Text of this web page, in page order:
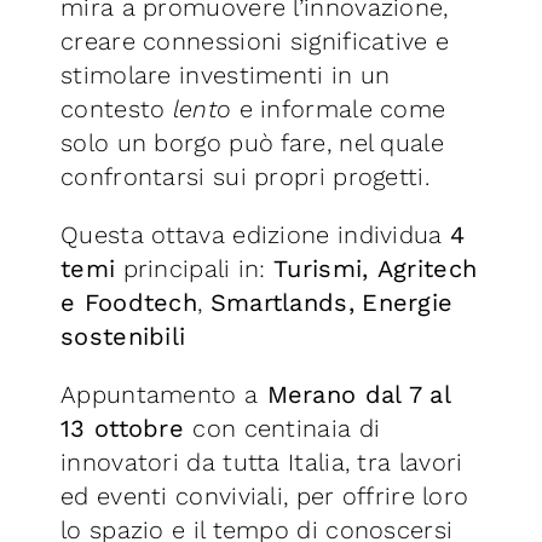
mira a promuovere l’innovazione,
creare connessioni significative e
stimolare investimenti in un
contesto lento e informale come
solo un borgo può fare, nel quale
confrontarsi sui propri progetti.
Questa ottava edizione individua 4
temi principali in:Turismi, Agritech
e Foodtech, Smartlands, Energie
sostenibili
Appuntamento a Merano dal 7 al
13 ottobre con centinaia di
innovatori da tutta Italia, tra lavori
ed eventi conviviali, per offrire loro
lo spazio e il tempo di conoscersi